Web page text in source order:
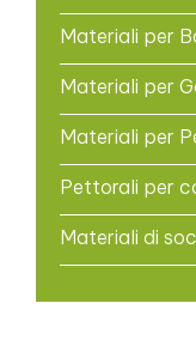
Materiali per
Materiali per
Materiali per
Pettorali per
Materiali di